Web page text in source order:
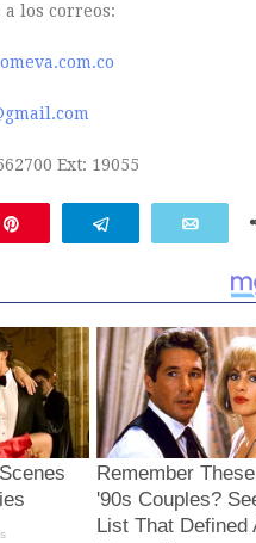
los correos:
Ext: 19055
Telegram Email